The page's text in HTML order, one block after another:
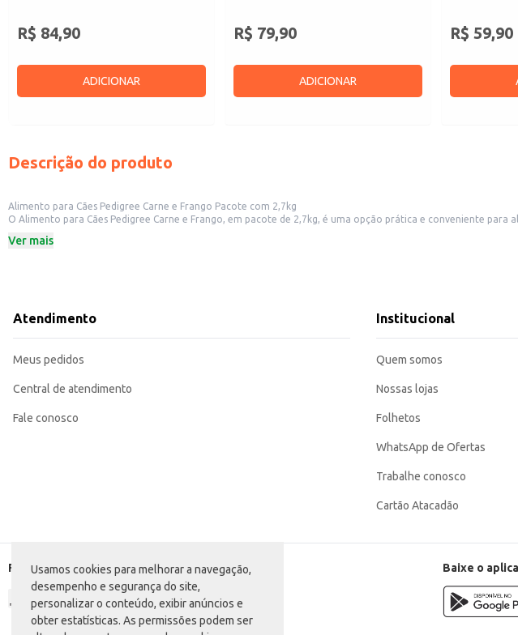
Usamos cookies para melhorar a navegação,
desempenho e segurança do site,
personalizar o conteúdo, exibir anúncios e
obter estatísticas. As permissões podem ser
R$ 84,90
ADICIONAR
R$ 79,90
ADICIONAR
R$ 59,90
Descrição do produto
Alimento para Cães Pedigree Carne e Frango Pacote com 2,7kg
O Alimento para Cães Pedigree Carne e Frango, em pacote de 2,7kg, é uma opção prática e conveniente para alimentar seu cão. Sua fórmula com carne e frango contribui para uma nutrição
Dicas de Uso:
quanto para uso doméstico.
Marca: Pedigree
Categoria: Ração seca para cães
EAN: 7896029083512
Ver mais
Atendimento
Meus pedidos
Central de atendimento
Fale conosco
Institucional
Quem somos
Nossas lojas
Folhetos
WhatsApp de Ofertas
Trabalhe conosco
Cartão Atacadão
Formas de pagamento Baixe o